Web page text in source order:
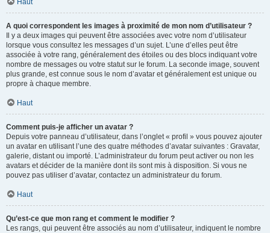
Haut
A quoi correspondent les images à proximité de mon nom d’utilisateur ?
Il y a deux images qui peuvent être associées avec votre nom d’utilisateur
lorsque vous consultez les messages d’un sujet. L’une d’elles peut être
associée à votre rang, généralement des étoiles ou des blocs indiquant votre
nombre de messages ou votre statut sur le forum. La seconde image, souvent
plus grande, est connue sous le nom d’avatar et généralement est unique ou
propre à chaque membre.
Haut
Comment puis-je afficher un avatar ?
Depuis votre panneau d’utilisateur, dans l’onglet « profil » vous pouvez ajouter
un avatar en utilisant l’une des quatre méthodes d’avatar suivantes : Gravatar,
galerie, distant ou importé. L’administrateur du forum peut activer ou non les
avatars et décider de la manière dont ils sont mis à disposition. Si vous ne
pouvez pas utiliser d’avatar, contactez un administrateur du forum.
Haut
Qu’est-ce que mon rang et comment le modifier ?
Les rangs, qui peuvent être associés au nom d’utilisateur, indiquent le nombre